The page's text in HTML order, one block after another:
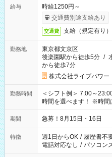
給与
時給1250円～
交通費別途支給あり
交通費 支給（規定有り）
勤務地
東京都文京区
後楽園駅から徒歩5分 /
から徒歩7分
株式会社ライブパワー
勤務時間
＜シフト例＞ 7:00～23:00 13:30～
時間を選べます！ ※時間
期間 急募！8月15日・16日
特徴 週1日からOK / 履歴書不
電話対応なし / パソコン